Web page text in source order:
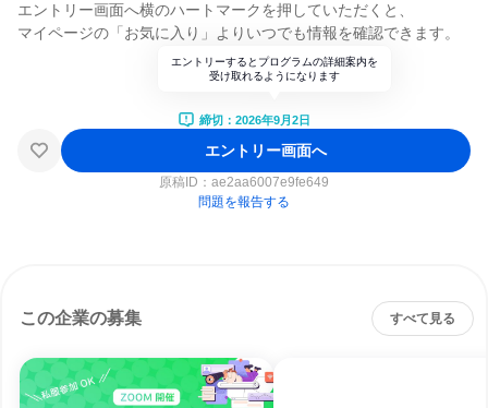
エントリー画面へ横のハートマークを押していただくと、
マイページの「お気に入り」よりいつでも情報を確認できます。
エントリーするとプログラムの詳細案内を
受け取れるようになります
締切：2026年9月2日
エントリー画面へ
原稿ID： ae2aa6007e9fe649
問題を報告する
この企業の募集 すべて見る